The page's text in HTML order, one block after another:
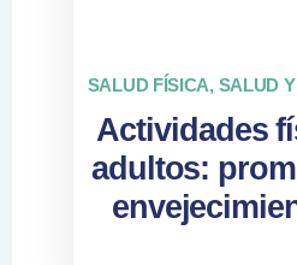
SALUD FÍSICA, SALUD
Actividades
adultos: